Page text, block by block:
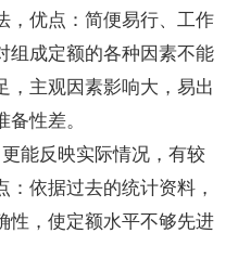
，优点：简便易行、工作
组成定额的各种因素不能
，主观因素影响大，易出
性差。
能反映实际情况，有较
：依据过去的统计资料，
性，使定额水平不够先进